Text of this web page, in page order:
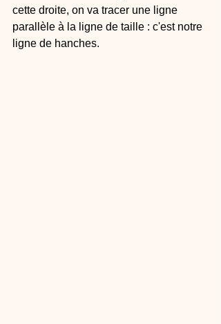
cette droite, on va tracer une ligne
parallèle à la ligne de taille : c'est notre
ligne de hanches.